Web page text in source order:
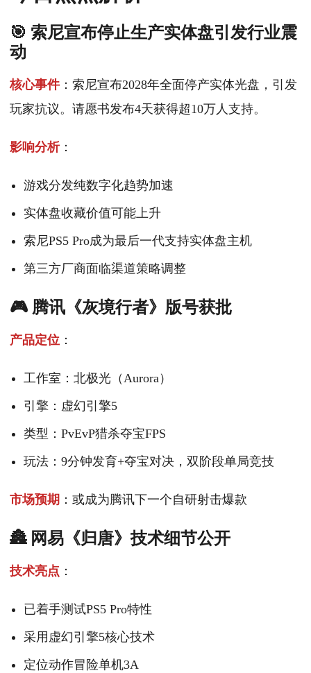
🎯 索尼宣布停止生产实体盘引发行业震
动
核心事件：索尼宣布2028年全面停产实体光盘，引发
玩家抗议。请愿书发布4天获得超10万人支持。
影响分析：
游戏分发纯数字化趋势加速
实体盘收藏价值可能上升
索尼PS5 Pro成为最后一代支持实体盘主机
第三方厂商面临渠道策略调整
🎮 腾讯《灰境行者》版号获批
产品定位 ：
工作室：北极光（Aurora）
引擎：虚幻引擎5
类型：PvEvP猎杀夺宝FPS
玩法：9分钟发育+夺宝对决，双阶段单局竞技
市场预期 ：或成为腾讯下一个自研射击爆款
🏯 网易《归唐》技术细节公开
技术亮点 ：
已着手测试PS5 Pro特性
采用虚幻引擎5核心技术
定位动作冒险单机3A